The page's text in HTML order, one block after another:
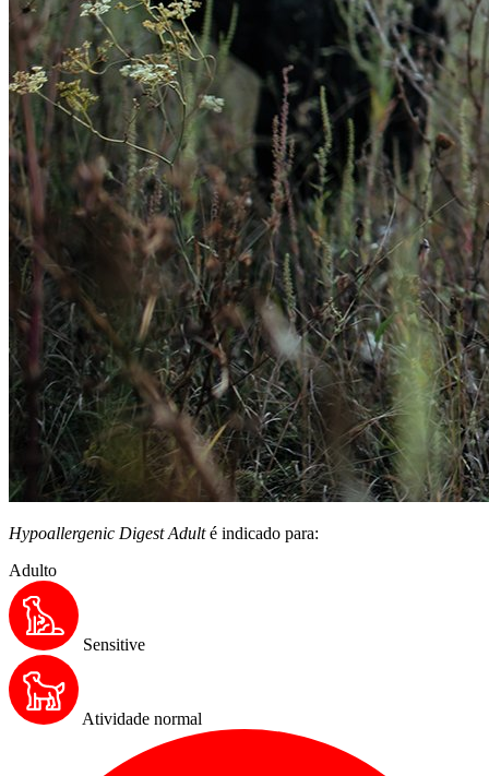
Hypoallergenic Digest Adulté indicado para:
Adulto
Sensitive
Atividade normal